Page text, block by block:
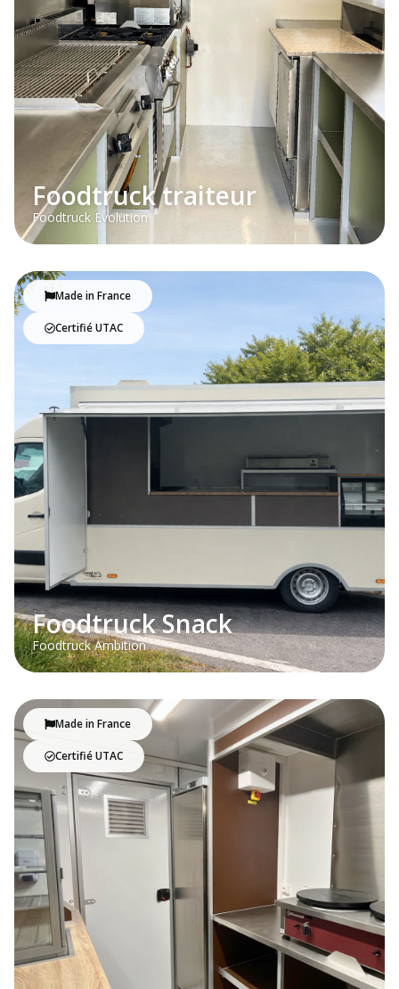
Foodtruck traiteur
Foodtruck Evolution
Made in France
Certifié UTAC
Foodtruck Snack
Foodtruck Ambition
Made in France
Certifié UTAC